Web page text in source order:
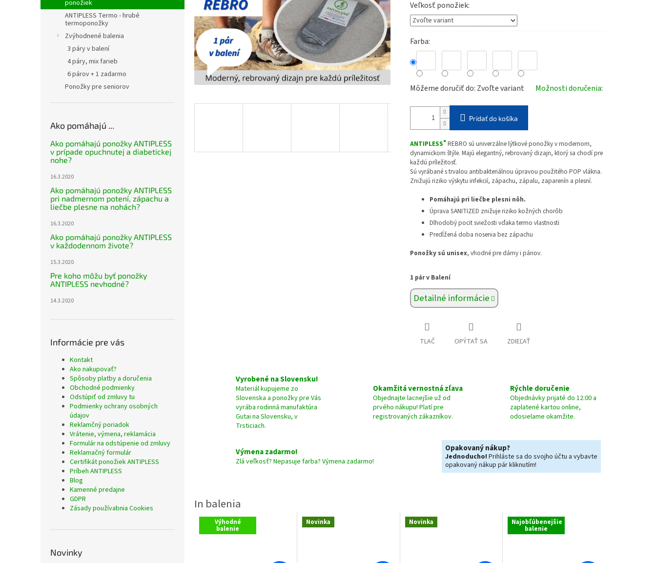
ponožiek
ANTIPLESS Termo - hrubé
termoponožky
Zvýhodnené balenia
3 páry v balení
4 páry, mix farieb
6 párov + 1 zadarmo
Ponožky pre seniorov
Ako pomáhajú ...
Ako pomáhajú ponožky ANTIPLESS
v prípade opuchnutej a diabetickej
nohe?
16.3.2020
Ako pomáhajú ponožky ANTIPLESS
pri nadmernom potení, zápachu a
liečbe plesne na nohách?
16.3.2020
Ako pomáhajú ponožky ANTIPLESS
v každodennom živote?
15.3.2020
Pre koho môžu byť ponožky
ANTIPLESS nevhodné?
14.3.2020
Informácie pre vás
Kontakt
Ako nakupovať?
Spôsoby platby a doručenia
Obchodné podmienky
Odstúpiť od zmluvy tu
Podmienky ochrany osobných
údajov
Reklamčný poriadok
Vrátenie, výmena, reklamácia
Formulár na odstúpenie od zmluvy
Reklamačný formulár
Certifikát ponožiek ANTIPLESS
Príbeh ANTIPLESS
Blog
Kamenné predajne
GDPR
Zásady používabnia Cookies
Novinky
Veľkosť ponožiek
Farba
Môžeme doručiť do: Zvoľte variant Možnosti doručenia
Pridať do košíka
ANTIPLESS®REBRO sú univerzálne lýtkové ponožky v modernom,
dynamickom štýle. Majú elegantný, rebrovaný dizajn, ktorý sa chodí pre
každú príležitosť.
Sú vyrábané s trvalou antibakteriálnou úpravou použitého POP vlákna.
Znižujú riziko výskytu infekcií, zápachu, zápalu, zaparenín a plesní.
Pomáhajú pri liečbe plesni nôh.
Úprava SANITIZED znižuje riziko kožných chorôb
Dlhodobý pocit sviežosti vďaka termo vlastnosti
Predĺžená doba nosenia bez zápachu
Ponožky sú unisex, vhodné pre dámy i pánov.
1 pár v Balení
Detailné informácie
TLAČ OPÝTAŤ SA ZDIEĽAŤ
Vyrobené na Slovensku!
Materiál kupujeme zo
Slovenska a ponožky pre Vás
vyrába rodinná manufaktúra
Gutai na Slovensku, v
Trsticiach.
Okamžitá vernostná zľava
Objednajte lacnejšie už od
prvého nákupu! Platí pre
registrovaných zákazníkov.
Rýchle doručenie
Objednávky prijaté do 12:00 a
zaplatené kartou online,
odosielame okamžite.
Výmena zadarmo!
Zlá veľkosť? Nepasuje farba? Výmena zadarmo!
Opakovaný nákup?
Jednoducho! Prihláste sa do svojho účtu a vybavte
opakovaný nákup pár kliknutím!
Výhodné
balenie
Novinka Novinka Najobľúbenejšie
balenie